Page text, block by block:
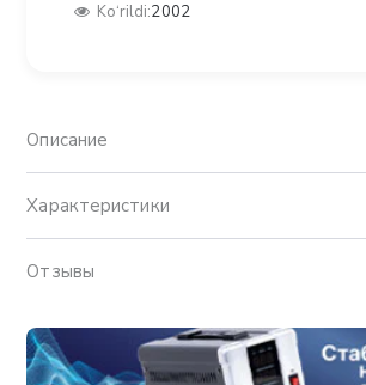
Ko‘rildi:2002
Описание
Характеристики
Отзывы